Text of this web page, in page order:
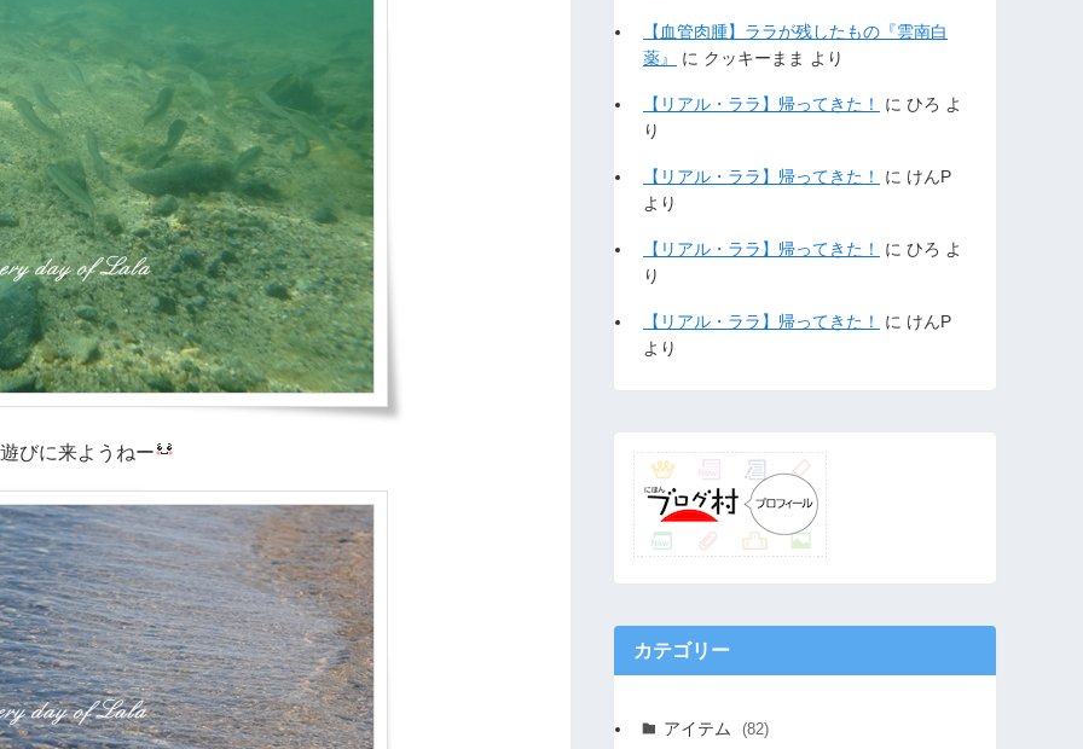
びに来ようねー
【血管肉腫】ララが残したもの『雲南白
薬』
に クッキーまま より
【リアル・ララ】帰ってきた！ に ひろ よ
り
【リアル・ララ】帰ってきた！ に けんP
より
【リアル・ララ】帰ってきた！ に ひろ よ
り
【リアル・ララ】帰ってきた！ に けんP
より
カテゴリー
アイテム (82)